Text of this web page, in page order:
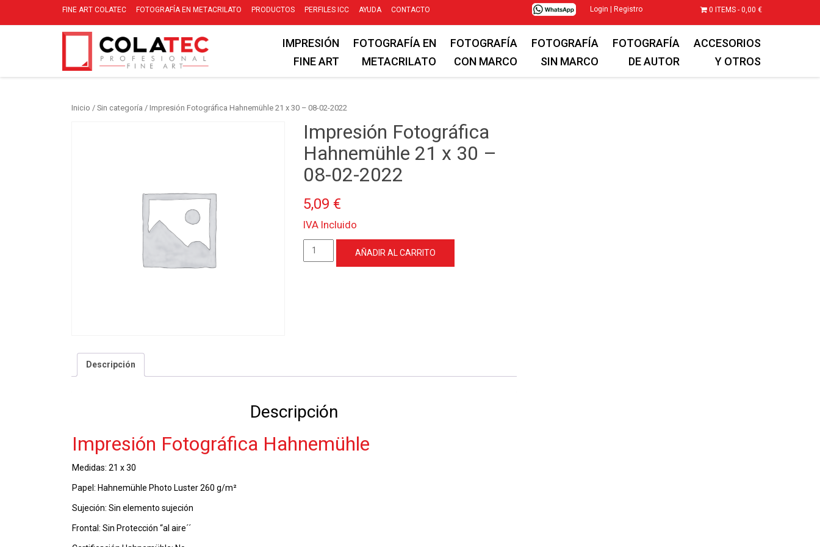
FINE ART COLATEC FOTOGRAFÍA EN METACRILATO PRODUCTOS PERFILES ICC AYUDA CONTACTO 0 ITEMS - 0,00 €
Login | Registro
IMPRESIÓN
FINE ART
FOTOGRAFÍA EN
METACRILATO
FOTOGRAFÍA
CON MARCO
FOTOGRAFÍA
SIN MARCO
FOTOGRAFÍA
DE AUTOR
ACCESORIOS
Y OTROS
Inicio / Sin categoría / Impresión Fotográfica Hahnemühle 21 x 30 – 08-02-2022
Impresión Fotográfica
Hahnemühle 21 x 30 –
08-02-2022
5,09 €
IVA Incluido
Impresión
Fotográfica
AÑADIR AL CARRITO
Descripción
Descripción
Impresión Fotográfica Hahnemühle
Medidas: 21 x 30
Papel: Hahnemühle Photo Luster 260 g/m²
Sujeción: Sin elemento sujeción
Frontal: Sin Protección “al aire´´